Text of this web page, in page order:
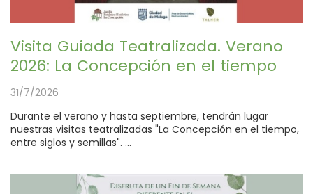
Visita Guiada Teatralizada. Verano
2026: La Concepción en el tiempo
31/7/2026
Durante el verano y hasta septiembre, tendrán lugar
nuestras visitas teatralizadas "La Concepción en el tiempo,
entre siglos y semillas". ...